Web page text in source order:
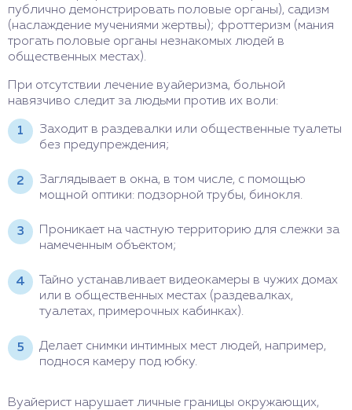
публично демонстрировать половые органы), садизм
(наслаждение мучениями жертвы); фроттеризм (мания
трогать половые органы незнакомых людей в
общественных местах).
При отсутствии лечение вуайеризма, больной
навязчиво следит за людьми против их воли:
Заходит в раздевалки или общественные туалеты
без предупреждения;
Заглядывает в окна, в том числе, с помощью
мощной оптики: подзорной трубы, бинокля.
Проникает на частную территорию для слежки за
намеченным объектом;
Тайно устанавливает видеокамеры в чужих домах
или в общественных местах (раздевалках,
туалетах, примерочных кабинках).
Делает снимки интимных мест людей, например,
поднося камеру под юбку.
Вуайерист нарушает личные границы окружающих,